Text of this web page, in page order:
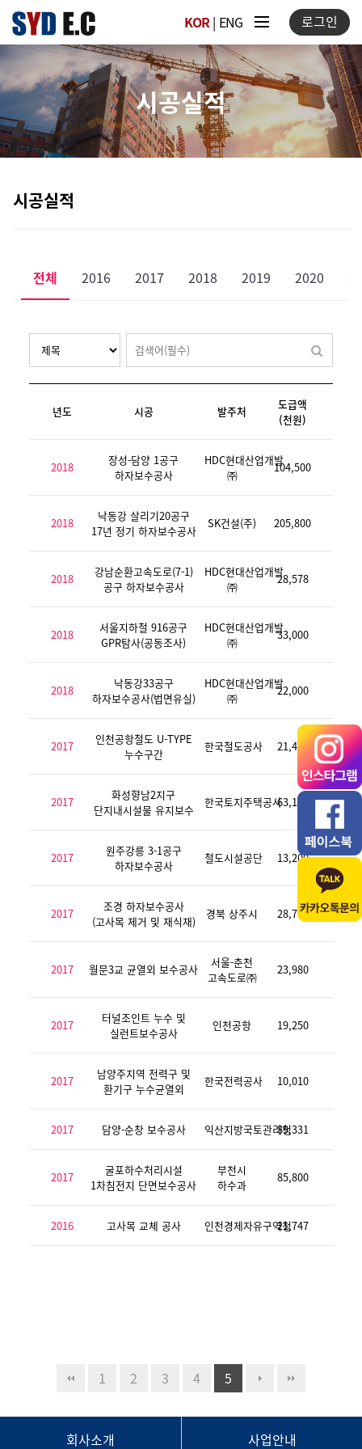
로그인
KOR| ENG
시공실적
시공실적
전체 2016 2017 2018 2019 2020
년도 시공 발주처
도급액
(천원)
2018
장성-담양 1공구
하자보수공사
HDC현대산업개발
㈜
104,500
2018
낙동강 살리기20공구
17년 정기 하자보수공사
SK건설(주) 205,800
2018
강남순환고속도로(7-1)
공구 하자보수공사
HDC현대산업개발
㈜
28,578
2018
서울지하철 916공구
GPR탐사(공동조사)
HDC현대산업개발
㈜
33,000
2018
낙동강33공구
하자보수공사(법면유실)
HDC현대산업개발
㈜
22,000
2017
인천공항철도 U-TYPE
누수구간
한국철도공사 21,450
2017
화성향남2지구
단지내시설물 유지보수
한국토지주택공사63,140
2017
원주강릉 3-1공구
하자보수공사
철도시설공단 13,200
2017
조경 하자보수공사
(고사목 제거 및 재식재)
경북 상주시 28,710
2017 월문3교 균열외 보수공사
서울-춘천
고속도로㈜
23,980
2017
터널조인트 누수 및
실런트보수공사
인천공항 19,250
2017
남양주지역 전력구 및
환기구 누수균열외
한국전력공사 10,010
2017 담양-순창 보수공사 익산지방국토관리청89,331
2017
굴포하수처리시설
1차침전지 단면보수공사
부천시
하수과
85,800
2016 고사목 교체 공사 인천경제자유구역청21,747
1 2 3 4 5
회사소개 사업안내